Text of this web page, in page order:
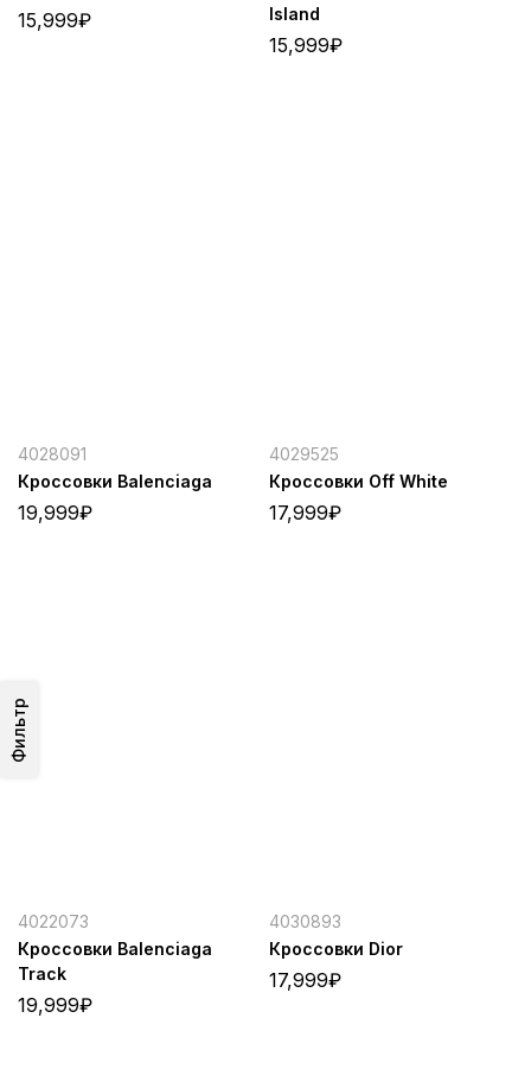
Фильтр
15,999₽
Island
15,999₽
4028091
Кроссовки Balenciaga
19,999₽
4029525
Кроссовки Off White
17,999₽
4022073
Кроссовки Balenciaga
Track
19,999₽
4030893
Кроссовки Dior
17,999₽